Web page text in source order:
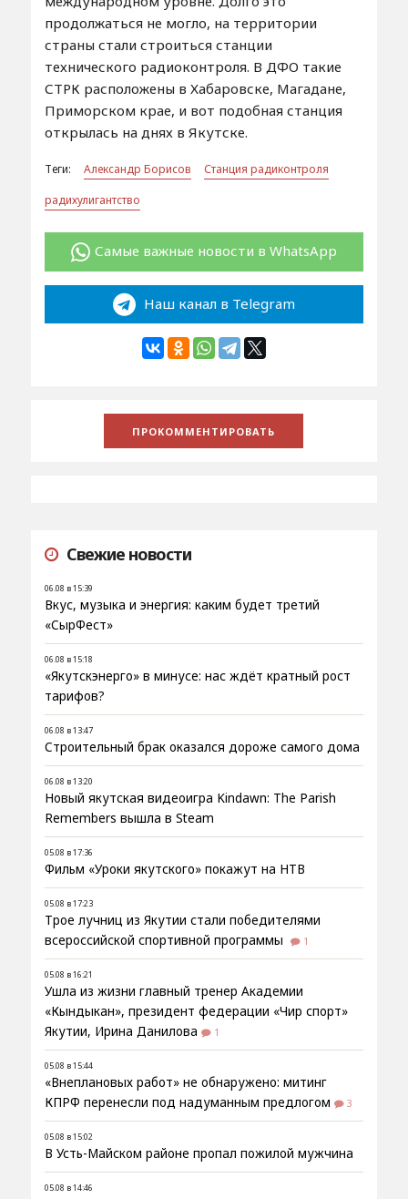
продолжаться не могло, на территории
страны стали строиться станции
технического радиоконтроля. В ДФО такие
СТРК расположены в Хабаровске, Магадане,
Приморском крае, и вот подобная станция
открылась на днях в Якутске.
Теги: Александр Борисов
Станция радиконтроля
радихулигантство
Самые важные новости в WhatsApp
Наш канал в Telegram
Свежие новости
06.08 в 15:39
Вкус, музыка и энергия: каким будет третий
«СырФест»
06.08 в 15:18
«Якутскэнерго» в минусе: нас ждёт кратный рост
тарифов?
06.08 в 13:47
Строительный брак оказался дороже самого дома
06.08 в 13:20
Новый якутская видеоигра Kindawn: The Parish
Remembers вышла в Steam
05.08 в 17:36
Фильм «Уроки якутского» покажут на НТВ
05.08 в 17:23
Трое лучниц из Якутии стали победителями
всероссийской спортивной программы
1
05.08 в 16:21
Ушла из жизни главный тренер Академии
«Кындыкан», президент федерации «Чир спорт»
Якутии, Ирина Данилова
1
05.08 в 15:44
«Внеплановых работ» не обнаружено: митинг
КПРФ перенесли под надуманным предлогом
3
05.08 в 15:02
В Усть-Майском районе пропал пожилой мужчина
05.08 в 14:46